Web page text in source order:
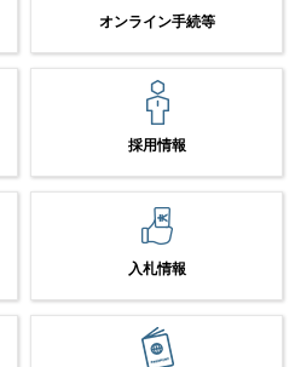
オンライン手続等
採用情報
入札情報